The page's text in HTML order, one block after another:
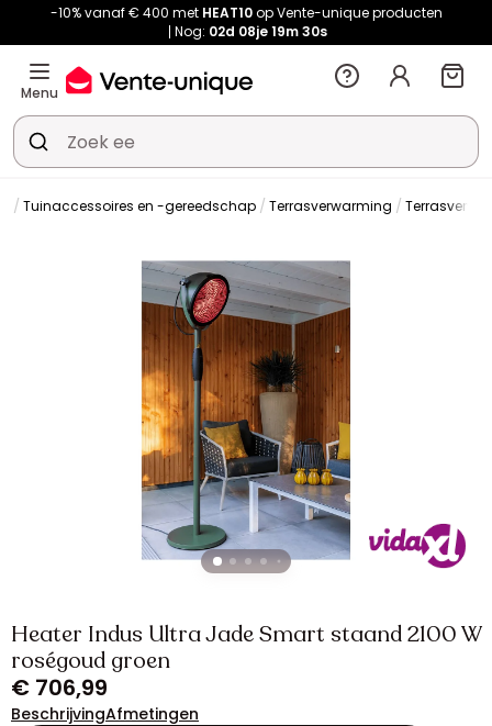
-10% vanaf € 400 met HEAT10op Vente-unique producten
Nog: 02d 08je 19m 29s
Menu
Tuinaccessoires en -gereedschap Terrasverwarming
Heater Indus Ultra Jade Smart staand 2100 W
roségoud groen
€ 706,99
BeschrijvingAfmetingen